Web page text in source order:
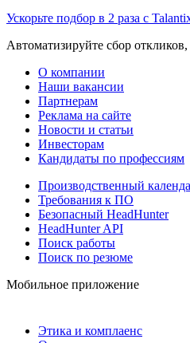
Ускорьте подбор в 2 раза с
Автоматизируйте сбор
О компании
Наши вакансии
Партнерам
Реклама на сайте
Новости и статьи
Инвесторам
Кандидаты по профессиям
Производственный
Требования к ПО
Безопасный HeadHunter
HeadHunter API
Поиск работы
Поиск по резюме
Мобильное приложение
Этика и комплаенс